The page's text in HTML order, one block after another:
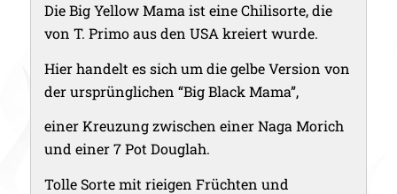
Die Big Yellow Mama ist eine Chilisorte, die
von T. Primo aus den USA kreiert wurde.
Hier handelt es sich um die gelbe Version von
der ursprünglichen “Big Black Mama”,
einer Kreuzung zwischen einer Naga Morich
und einer 7 Pot Douglah.
Tolle Sorte mit rieigen Früchten und